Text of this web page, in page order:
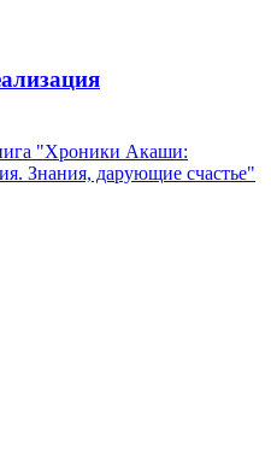
"Хроники Акаши:
Знания, дарующие счастье"